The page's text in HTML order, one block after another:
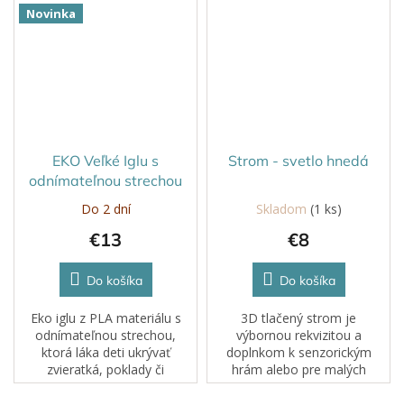
Novinka
EKO Veľké Iglu s
odnímateľnou strechou
Do 2 dní
€13
Do košíka
Eko iglu z PLA materiálu s
odnímateľnou strechou,
ktorá láka deti ukrývať
zvieratká, poklady či
senzorické materiály
Strom - svetlo hnedá
Skladom (1 ks)
€8
Do košíka
3D tlačený strom je
výbornou rekvizitou a
doplnkom k senzorickým
hrám alebo pre malých
objavovateľov, ktorí radi